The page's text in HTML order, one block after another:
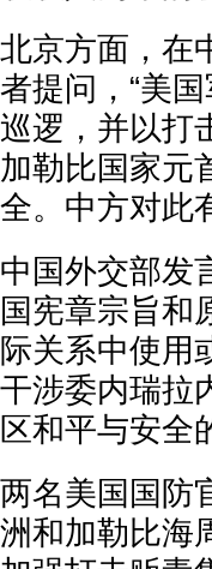
北京方面，在
者提问，“美
巡逻，并以打
加勒比国家元
全。中方对此
中国外交部发
国宪章宗旨和
际关系中使用
干涉委内瑞拉
区和平与安全
两名美国国防
洲和加勒比海